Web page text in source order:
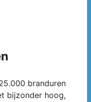
branduren
bijzonder hoog,